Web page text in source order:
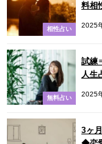
相性占い
料相
2025
無料占い
試練
人生
2025
3ヶ